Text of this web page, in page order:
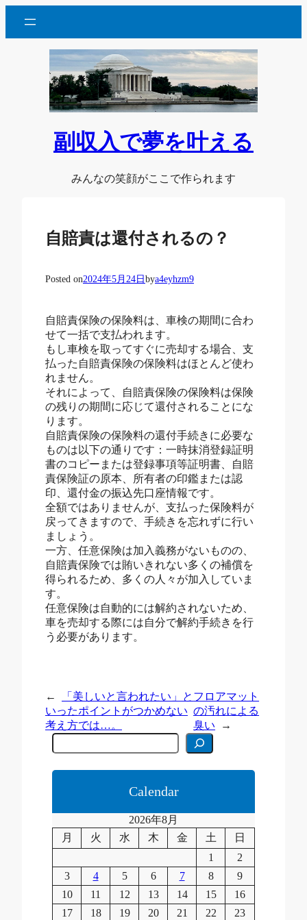
を
副収入で夢を叶える
みんなの笑顔がここで作られます
自賠責は還付されるの？
Posted on2024年5月24日 bya4eyhzm9
自賠責保険の保険料は、車検の期間に合わ
せて一括で支払われます。
もし車検を取ってすぐに売却する場合、支
払った自賠責保険の保険料はほとんど使わ
れません。
それによって、自賠責保険の保険料は保険
の残りの期間に応じて還付されることにな
ります。
自賠責保険の保険料の還付手続きに必要な
ものは以下の通りです：一時抹消登録証明
書のコピーまたは登録事項等証明書、自賠
責保険証の原本、所有者の印鑑または認
印、還付金の振込先口座情報です。
全額ではありませんが、支払った保険料が
戻ってきますので、手続きを忘れずに行い
ましょう。
一方、任意保険は加入義務がないものの、
自賠責保険では賄いきれない多くの補償を
得られるため、多くの人々が加入していま
す。
任意保険は自動的には解約されないため、
車を売却する際には自分で解約手続きを行
う必要があります。
←
「美しいと言われたい」と
いったポイントがつかめない
考え方では…。
フロアマット
の汚れによる
臭い
→
C
e
c
Calendar
2026年8月
月
火 水 木 金 土
日
1
2
3
4 5 6 7 8
9
10
11 12 13 14 15
16
17
18 19 20 21 22
23